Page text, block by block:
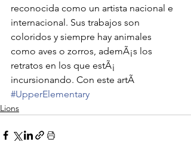
reconocida como un artista nacional e
internacional. Sus trabajos son
coloridos y siempre hay animales
como aves o zorros, ademÃ¡s los
retratos en los que estÃ¡
incursionando. Con este artÃ
#UpperElementary
Lions